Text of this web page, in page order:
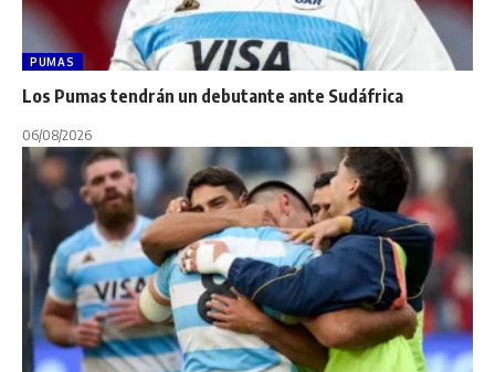
PUMAS
Los Pumas tendrán un debutante ante Sudáfrica
06/08/2026